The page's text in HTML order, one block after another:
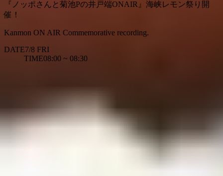
『ノッポさんと菊池Pの井戸端ONAIR』海峡レモン祭り開
催！
Kanmon ON AIR Commemorative recording.
DATE7/8 FRI
TIME08:00 ~ 08:30